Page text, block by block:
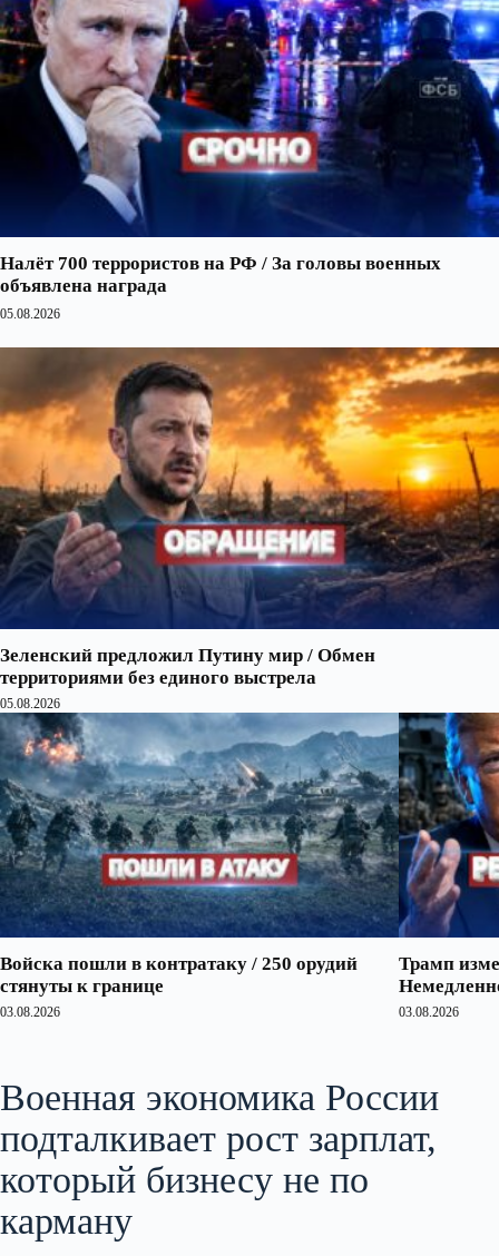
Налёт 700 террористов на РФ / За головы военных
объявлена награда
05.08.2026
Зеленский предложил Путину мир / Обмен
территориями без единого выстрела
05.08.2026
Войска пошли в контратаку / 250 орудий
стянуты к границе
03.08.2026
Трамп
03.08.2026
Военная экономика России
подталкивает рост зарплат,
который бизнесу не по
карману